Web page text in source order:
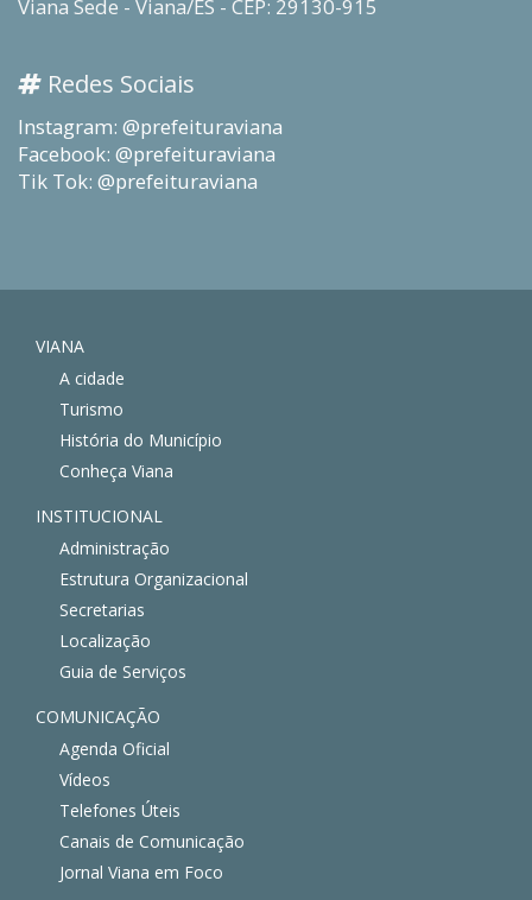
Viana Sede - Viana/ES - CEP: 29130-915
Redes Sociais
Instagram: @prefeituraviana
Facebook: @prefeituraviana
Tik Tok: @prefeituraviana
VIANA
A cidade
Turismo
História do Município
Conheça Viana
INSTITUCIONAL
Administração
Estrutura Organizacional
Secretarias
Localização
Guia de Serviços
COMUNICAÇÃO
Agenda Oficial
Vídeos
Telefones Úteis
Canais de Comunicação
Jornal Viana em Foco